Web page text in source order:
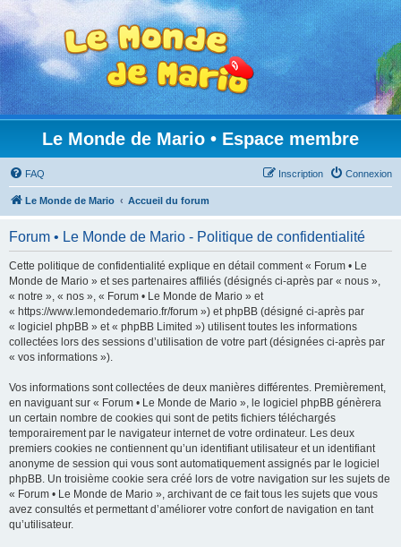
Le Monde de Mario • Espace membre
FAQ Connexion
Inscription
Le Monde de Mario Accueil du forum
Forum • Le Monde de Mario - Politique de confidentialité
Cette politique de confidentialité explique en détail comment « Forum • Le
Monde de Mario » et ses partenaires affiliés (désignés ci-après par « nous »,
« notre », « nos », « Forum • Le Monde de Mario » et
« https://www.lemondedemario.fr/forum ») et phpBB (désigné ci-après par
« logiciel phpBB » et « phpBB Limited ») utilisent toutes les informations
collectées lors des sessions d’utilisation de votre part (désignées ci-après par
« vos informations »).
Vos informations sont collectées de deux manières différentes. Premièrement,
en naviguant sur « Forum • Le Monde de Mario », le logiciel phpBB génèrera
un certain nombre de cookies qui sont de petits fichiers téléchargés
temporairement par le navigateur internet de votre ordinateur. Les deux
premiers cookies ne contiennent qu’un identifiant utilisateur et un identifiant
anonyme de session qui vous sont automatiquement assignés par le logiciel
phpBB. Un troisième cookie sera créé lors de votre navigation sur les sujets de
« Forum • Le Monde de Mario », archivant de ce fait tous les sujets que vous
avez consultés et permettant d’améliorer votre confort de navigation en tant
qu’utilisateur.